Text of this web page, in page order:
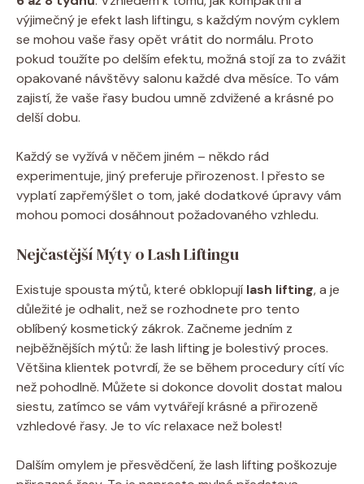
výjimečný je efekt lash liftingu, s každým novým cyklem
se mohou vaše řasy opět vrátit do normálu. Proto
pokud toužíte po delším efektu, možná stojí za to zvážit
opakované návštěvy salonu každé dva měsíce. To vám
zajistí, že vaše řasy budou umně zdvižené a krásné po
delší dobu.
Každý se vyžívá v něčem jiném – někdo rád
experimentuje, jiný preferuje přirozenost. I přesto se
vyplatí zapřemýšlet o tom, jaké dodatkové úpravy vám
mohou pomoci dosáhnout požadovaného vzhledu.
Nejčastější Mýty o Lash Liftingu
Existuje spousta mýtů, které obklopují lash lifting, a je
důležité je odhalit, než se rozhodnete pro tento
oblíbený kosmetický zákrok. Začneme jedním z
nejběžnějších mýtů: že lash lifting je bolestivý proces.
Většina klientek potvrdí, že se během procedury cítí víc
než pohodlně. Můžete si dokonce dovolit dostat malou
siestu, zatímco se vám vytvářejí krásné a přirozeně
vzhledové řasy. Je to víc relaxace než bolest!
Dalším omylem je přesvědčení, že lash lifting poškozuje